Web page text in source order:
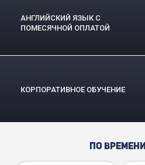
АНГЛИЙСКИЙ ЯЗЫК С
ПОМЕСЯЧНОЙ ОПЛАТОЙ
КОРПОРАТИВНОЕ ОБУЧЕНИЕ
По времени